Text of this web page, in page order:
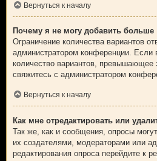
Вернуться к началу
Почему я не могу добавить больше
Ограничение количества вариантов
администратором конференции. Если
количество вариантов, превышающее
свяжитесь с администратором
Вернуться к началу
Как мне отредактировать или
Так же, как и сообщения, опросы
их создателями, модераторами или
редактирования опроса перейдите к